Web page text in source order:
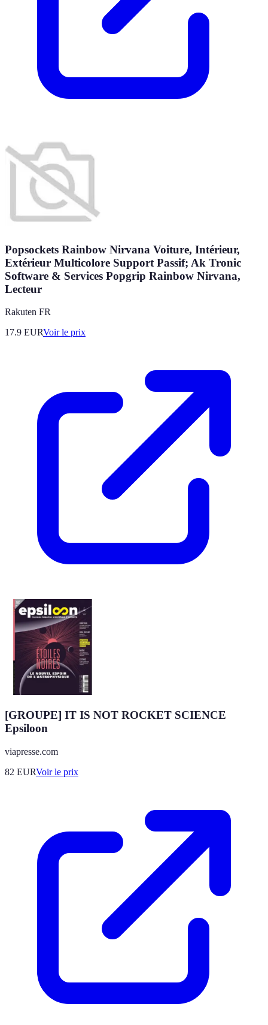
Popsockets Rainbow Nirvana Voiture, Intérieur,
Extérieur Multicolore Support Passif; Ak Tronic
Software & Services Popgrip Rainbow Nirvana,
Lecteur
Rakuten FR
17.9 EURVoir le prix
[GROUPE] IT IS NOT ROCKET SCIENCE
Epsiloon
viapresse.com
82 EURVoir le prix